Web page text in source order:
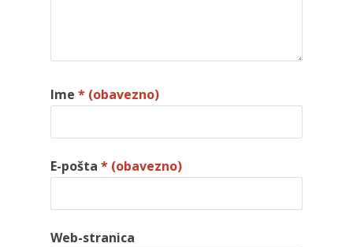
Ime * (obavezno)
E-pošta * (obavezno)
Web-stranica